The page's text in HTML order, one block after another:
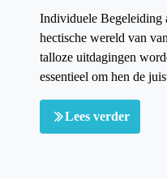
Individuele Begeleiding
hectische wereld van
talloze uitdagingen
essentieel om hen de
Lees verder